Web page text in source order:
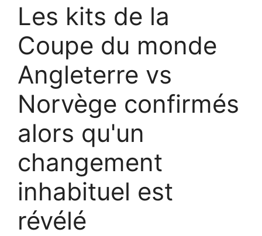
Les kits de la
Coupe du monde
Angleterre vs
Norvège confirmés
alors qu'un
changement
inhabituel est
révélé